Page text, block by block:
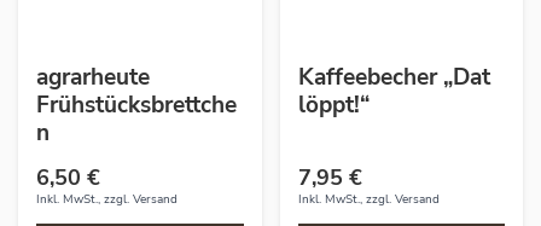
agrarheute
Frühstücksbrettche
n
6,50 €
Inkl. MwSt., zzgl. Versand
Kaffeebecher „Dat
löppt!“
7,95 €
Inkl. MwSt., zzgl. Versand